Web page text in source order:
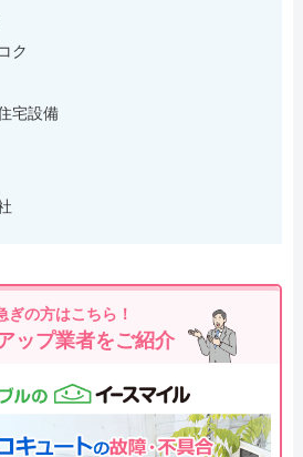
ク
宅設備
ぎの方はこちら！
ップ業者をご紹介